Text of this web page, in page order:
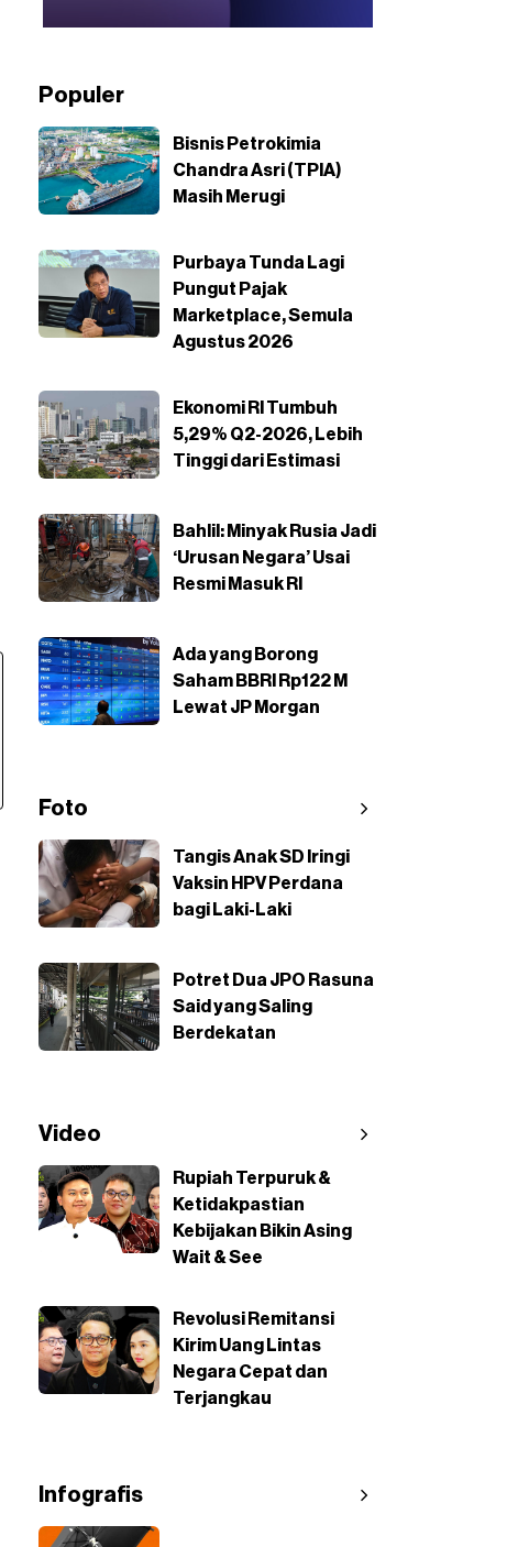
Populer
Bisnis Petrokimia
Chandra Asri (TPIA)
Masih Merugi
Purbaya Tunda Lagi
Pungut Pajak
Marketplace, Semula
Agustus 2026
Ekonomi RI Tumbuh
5,29% Q2-2026, Lebih
Tinggi dari Estimasi
Bahlil: Minyak Rusia Jadi
‘Urusan Negara’ Usai
Resmi Masuk RI
Ada yang Borong
Saham BBRI Rp122 M
Lewat JP Morgan
Foto
Tangis Anak SD Iringi
Vaksin HPV Perdana
bagi Laki-Laki
Potret Dua JPO Rasuna
Said yang Saling
Berdekatan
Video
Rupiah Terpuruk &
Ketidakpastian
Kebijakan Bikin Asing
Wait & See
Revolusi Remitansi
Kirim Uang Lintas
Negara Cepat dan
Terjangkau
Infografis